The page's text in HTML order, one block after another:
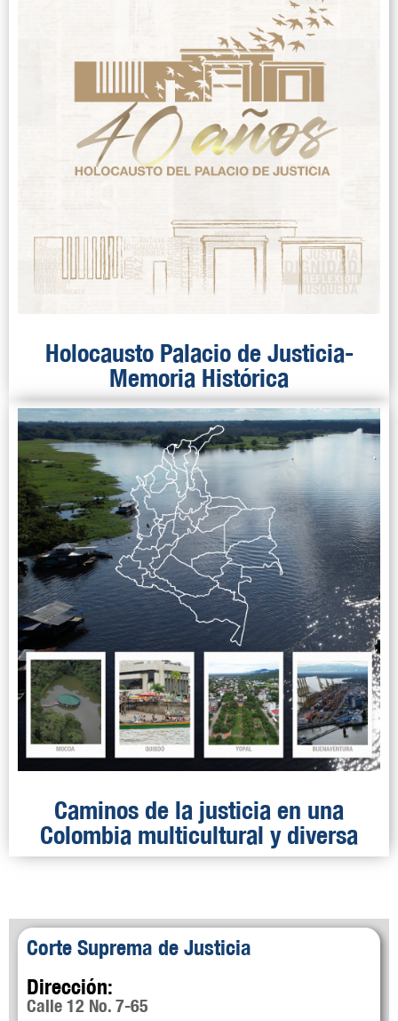
Holocausto Palacio de Justicia-
Memoria Histórica
Caminos de la justicia en una
Colombia multicultural y diversa
Corte Suprema de Justicia
Dirección:
Calle 12 No. 7-65